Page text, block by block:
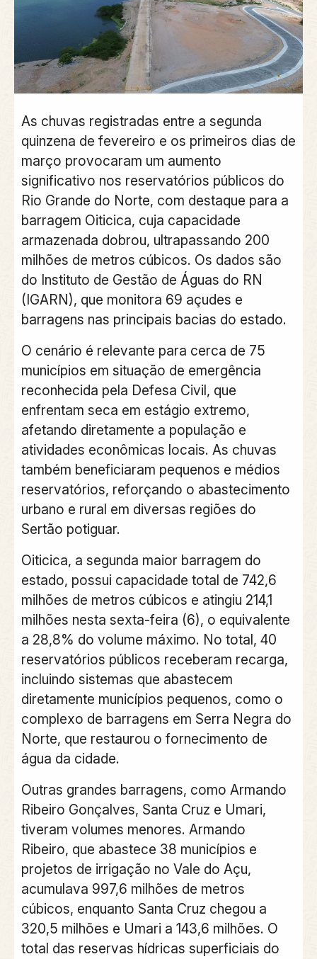
As chuvas registradas entre a segunda
quinzena de fevereiro e os primeiros dias de
março provocaram um aumento
significativo nos reservatórios públicos do
Rio Grande do Norte, com destaque para a
barragem Oiticica, cuja capacidade
armazenada dobrou, ultrapassando 200
milhões de metros cúbicos. Os dados são
do Instituto de Gestão de Águas do RN
(IGARN), que monitora 69 açudes e
barragens nas principais bacias do estado.
O cenário é relevante para cerca de 75
municípios em situação de emergência
reconhecida pela Defesa Civil, que
enfrentam seca em estágio extremo,
afetando diretamente a população e
atividades econômicas locais. As chuvas
também beneficiaram pequenos e médios
reservatórios, reforçando o abastecimento
urbano e rural em diversas regiões do
Sertão potiguar.
Oiticica, a segunda maior barragem do
estado, possui capacidade total de 742,6
milhões de metros cúbicos e atingiu 214,1
milhões nesta sexta-feira (6), o equivalente
a 28,8% do volume máximo. No total, 40
reservatórios públicos receberam recarga,
incluindo sistemas que abastecem
diretamente municípios pequenos, como o
complexo de barragens em Serra Negra do
Norte, que restaurou o fornecimento de
água da cidade.
Outras grandes barragens, como Armando
Ribeiro Gonçalves, Santa Cruz e Umari,
tiveram volumes menores. Armando
Ribeiro, que abastece 38 municípios e
projetos de irrigação no Vale do Açu,
acumulava 997,6 milhões de metros
cúbicos, enquanto Santa Cruz chegou a
320,5 milhões e Umari a 143,6 milhões. O
total das reservas hídricas superficiais do